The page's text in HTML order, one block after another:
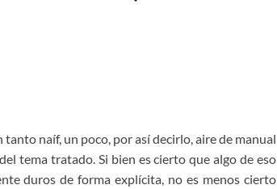
naíf, un poco, por así decirlo, aire de manual
tema tratado. Si bien es cierto que algo de eso
duros de forma explícita, no es menos cierto